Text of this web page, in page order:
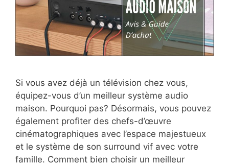
Si vous avez déjà un télévision chez vous,
équipez-vous d’un meilleur système audio
maison. Pourquoi pas? Désormais, vous pouvez
également profiter des chefs-d’œuvre
cinématographiques avec l’espace majestueux
et le système de son surround vif avec votre
famille. Comment bien choisir un meilleur